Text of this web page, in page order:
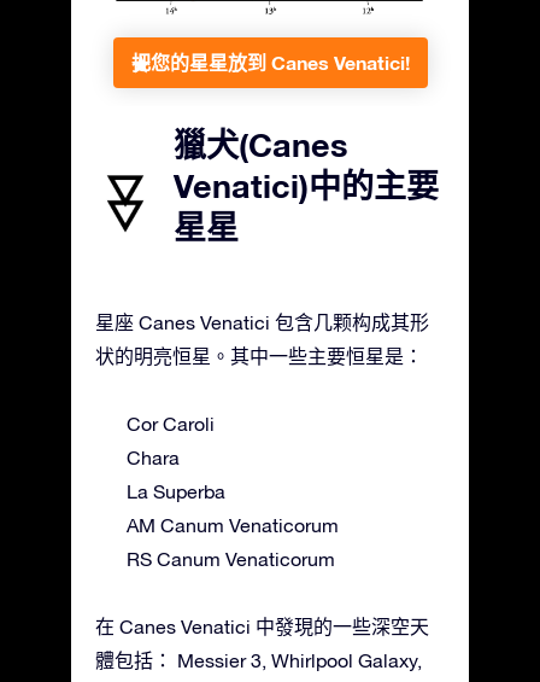
把您的星星放到 Canes Venatici!
獵犬(Canes
Venatici)中的主要
星星
星座 Canes Venatici 包含几颗构成其形
状的明亮恒星。其中一些主要恒星是：
Cor Caroli
Chara
La Superba
AM Canum Venaticorum
RS Canum Venaticorum
在 Canes Venatici 中發現的一些深空天
體包括： Messier 3, Whirlpool Galaxy,